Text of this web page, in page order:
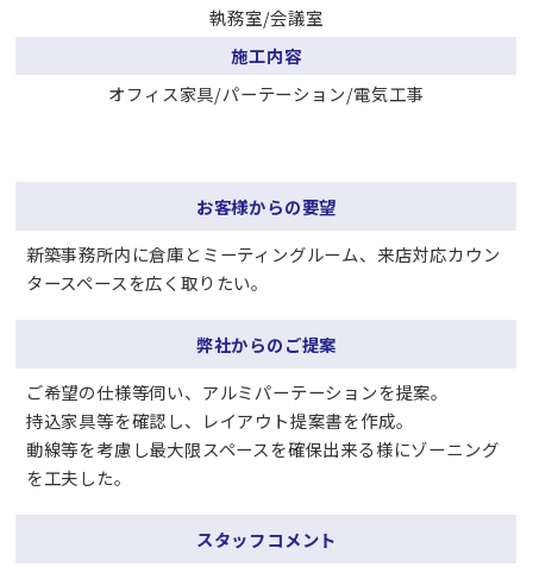
執務室/会議室
施工内容
オフィス家具/パーテーション/電気工事
お客様からの要望
新築事務所内に倉庫とミーティングルーム、来店対応カウン
タースペースを広く取りたい。
弊社からのご提案
ご希望の仕様等伺い、アルミパーテーションを提案。
持込家具等を確認し、レイアウト提案書を作成。
動線等を考慮し最大限スペースを確保出来る様にゾーニング
を工夫した。
スタッフコメント